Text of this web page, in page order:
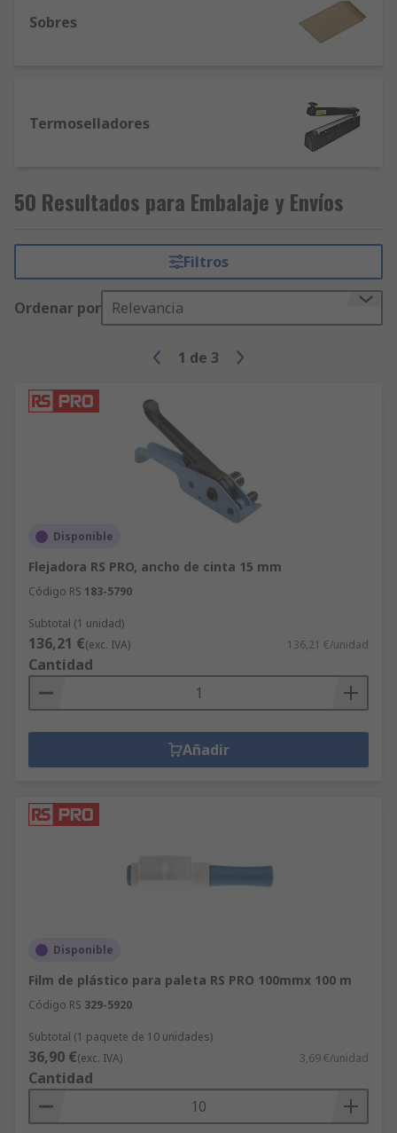
Sobres
Termoselladores
50 Resultados para Embalaje y Envíos
Filtros
Ordenar por Relevancia
1 de 3
Disponible
Flejadora RS PRO, ancho de cinta 15 mm
Código RS 183-5790
Subtotal (1 unidad)
136,21 €(exc. IVA) 136,21 €/unidad
Cantidad
Añadir
Disponible
Film de plástico para paleta RS PRO 100mmx 100 m
Código RS 329-5920
Subtotal (1 paquete de 10 unidades)
36,90 €(exc. IVA) 3,69 €/unidad
Cantidad